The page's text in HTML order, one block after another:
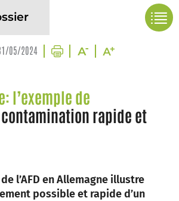
05/2024
l’exemple de
rapide et
l’AFD en Allemagne illustre
possible et rapide d’un